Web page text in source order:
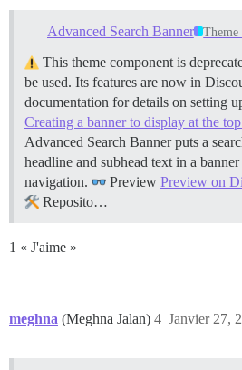
Advanced Search Banner Theme
This theme component is
be used. Its features are now in
documentation for details on setting
Creating a banner to display at the
Advanced Search Banner puts a
headline and subhead text in a
navigation.
Preview Preview on
Reposito…
1 « J'aime »
meghna (Meghna Jalan) Janvier 27,
4